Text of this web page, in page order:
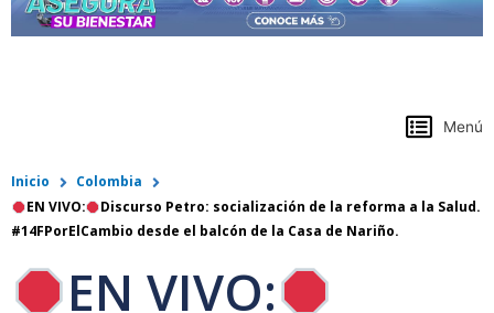
Menú
Inicio
Colombia
EN VIVO:
Discurso Petro: socialización de la reforma a la Salud.
#14FPorElCambio desde el balcón de la Casa de Nariño.
EN VIVO: